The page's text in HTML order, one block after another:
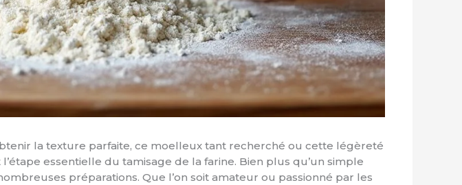
la texture parfaite, ce moelleux tant recherché ou cette légèreté
essentielle du tamisage de la farine. Bien plus qu’un simple
préparations. Que l’on soit amateur ou passionné par les